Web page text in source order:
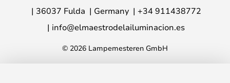
36037 Fulda
Germany
+34 911438772
info@elmaestrodelailuminacion.es
© 2026 Lampemesteren GmbH